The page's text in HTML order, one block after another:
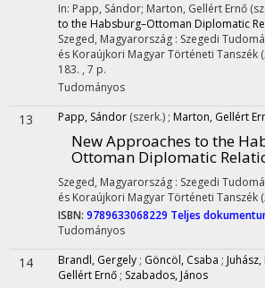
In: Papp, Sándor; Marton, Gellért Ernő
to the Habsburg–Ottoman Diplomatic
Szeged, Magyarország : Szegedi
és Koraújkori Magyar Történeti Tanszék
183. , 7 p.
Tudományos
13 Papp, Sándor (szerk.) ; Marton, Gellért
New Approaches to the
Ottoman Diplomatic
Szeged, Magyarország : Szegedi
és Koraújkori Magyar Történeti Tanszék
ISBN: 9789633068229 Teljes
Tudományos
14 Brandl, Gergely ; Göncöl, Csaba ;
Gellért Ernő ; Szabados, János